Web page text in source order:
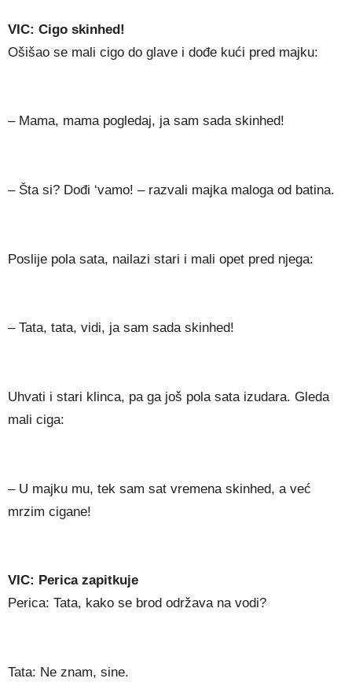
VIC: Cigo skinhed!
Ošišao se mali cigo do glave i dođe kući pred majku:
– Mama, mama pogledaj, ja sam sada skinhed!
– Šta si? Dođi ‘vamo! – razvali majka maloga od batina.
Poslije pola sata, nailazi stari i mali opet pred njega:
– Tata, tata, vidi, ja sam sada skinhed!
Uhvati i stari klinca, pa ga još pola sata izudara. Gleda
mali ciga:
– U majku mu, tek sam sat vremena skinhed, a već
mrzim cigane!
VIC: Perica zapitkuje
Perica: Tata, kako se brod održava na vodi?
Tata: Ne znam, sine.